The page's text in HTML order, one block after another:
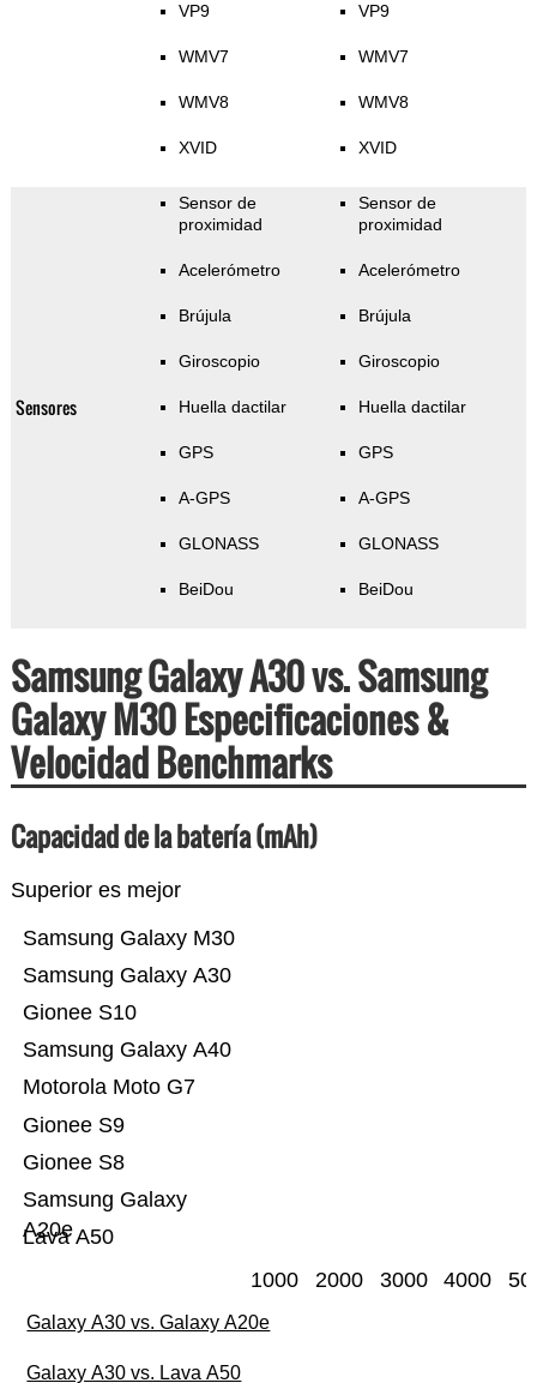
VP9
WMV7
WMV8
XVID
VP9
WMV7
WMV8
XVID
Sensores
Sensor de
proximidad
Acelerómetro
Brújula
Giroscopio
Huella dactilar
GPS
A-GPS
GLONASS
BeiDou
Sensor de
proximidad
Acelerómetro
Brújula
Giroscopio
Huella dactilar
GPS
A-GPS
GLONASS
BeiDou
Samsung Galaxy A30 vs. Samsung
Galaxy M30 Especificaciones &
Velocidad Benchmarks
Capacidad de la batería (mAh)
Superior es mejor
Lava A50
Samsung Galaxy
A20e
Gionee S8
Gionee S9
Motorola Moto G7
Samsung Galaxy A40
Gionee S10
Samsung Galaxy A30
Samsung Galaxy M30
1000 2000 3000 4000
Galaxy A30 vs. Galaxy A20e
Galaxy A30 vs. Lava A50